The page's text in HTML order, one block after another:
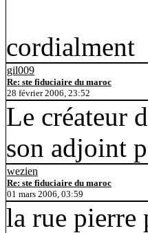
cordialment
gil009
Re: ste fiduciaire du maroc
28 février 2006, 23:52
Le créateur
son adjoint
wezien
Re: ste fiduciaire du maroc
01 mars 2006, 03:59
la rue pierre